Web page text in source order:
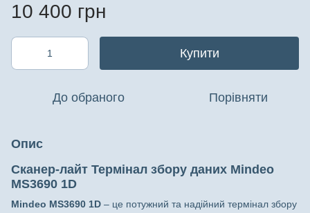
10 400 грн
Купити
До обраного Порівняти
Опис
Сканер-лайт Термінал збору даних Mindeo
MS3690 1D
Mindeo MS3690 1D – це потужний та надійний термінал збору